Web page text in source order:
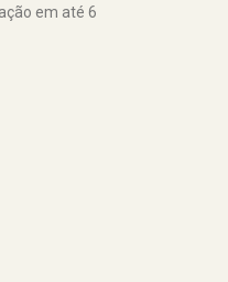
em até 6